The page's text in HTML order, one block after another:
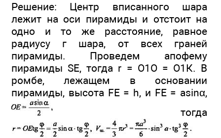
Решение: Центр вписанного шара
лежит на оси пирамиды и отстоит на
одно и то же расстояние, равное
радиусу г шара, от всех граней
пирамиды. Проведем апофему
пирамиды SE, тогда r = O1O = O1К. В
ромбе, лежащем в основании
пирамиды, высота FE = h, и FE = asinα,
тогда